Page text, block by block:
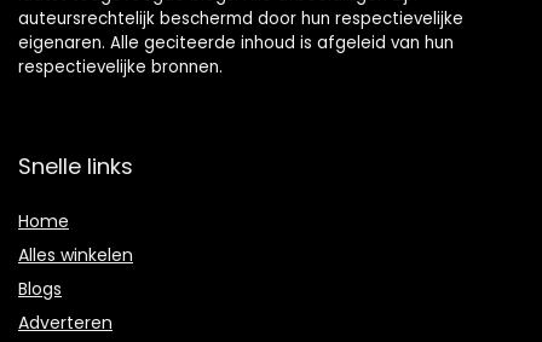
auteursrechtelijk beschermd door hun respectievelijke
eigenaren. Alle geciteerde inhoud is afgeleid van hun
respectievelijke bronnen.
Snelle links
Home
Alles winkelen
Blogs
Adverteren